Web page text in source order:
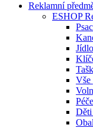
Reklamní
ESHOP
Vše
Děti